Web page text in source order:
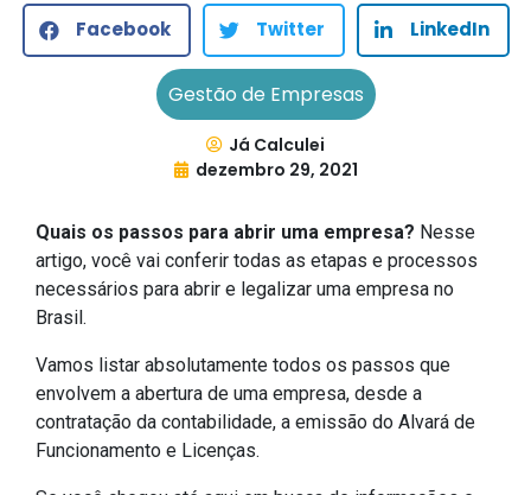
Facebook Twitter LinkedIn
Gestão de Empresas
Já Calculei
dezembro 29, 2021
Quais os passos para abrir uma empresa? Nesse
artigo, você vai conferir todas as etapas e processos
necessários para abrir e legalizar uma empresa no
Brasil.
Vamos listar absolutamente todos os passos que
envolvem a abertura de uma empresa, desde a
contratação da contabilidade, a emissão do Alvará de
Funcionamento e Licenças.